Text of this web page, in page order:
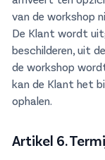
van de workshop
De Klant wordt
beschilderen, uit
de workshop
kan de Klant het
ophalen.
Artikel 6.